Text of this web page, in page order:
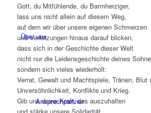
Über uns
Ansprechpartner
Gott, du Mitfühlende, du Barmherziger,
lass uns nicht allein auf diesem Weg,
auf dem wir über unsere eigenen Schmerzen
und Verletzungen hinaus darauf blicken,
dass sich in der Geschichte dieser Welt
nicht nur die Leidensgeschichte deines
sondern sich vieles wiederholt:
Verrat, Gewalt und Machtspiele, Tränen, Blut
Unversöhnlichkeit, Konflikte und Krieg.
Gib uns deine Kraft, das auszuhalten
und stärke unsere Solidarität.